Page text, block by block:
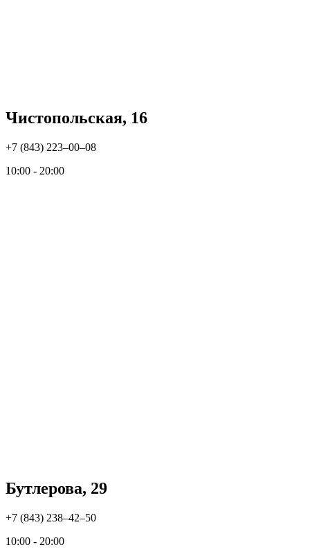
Чистопольская, 16
+7 (843) 223‒00‒08
10:00 - 20:00
Бутлерова, 29
+7 (843) 238‒42‒50
10:00 - 20:00